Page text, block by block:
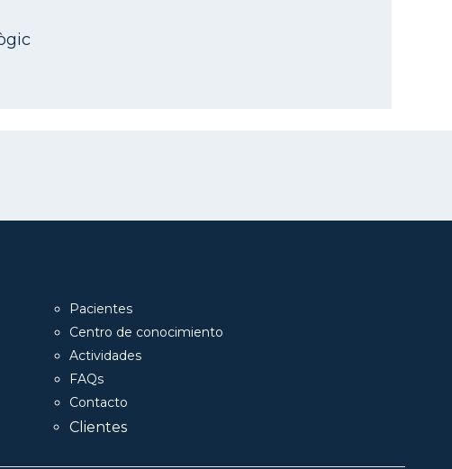
Pacientes
Centro de conocimiento
Actividades
FAQs
Contacto
Clientes